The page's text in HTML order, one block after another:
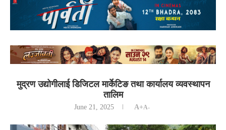
मुद्रण उद्योगीलाई डिजिटल मार्केटिङ तथा कार्यालय व्यवस्थापन
तालिम
June 21, 2025 A+A-